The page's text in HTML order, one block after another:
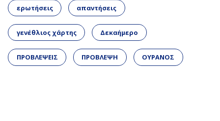
ερωτήσεις απαντήσεις
γενέθλιος χάρτης Δεκαήμερο
ΠΡΟΒΛΕΨΕΙΣ ΠΡΟΒΛΕΨΗ ΟΥΡΑΝΟΣ